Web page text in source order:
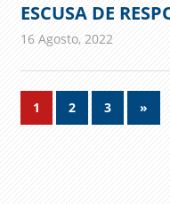
ESCUSA DE
16 Agosto, 2022admin
Navegação
1 2 3
Next
Posts
»